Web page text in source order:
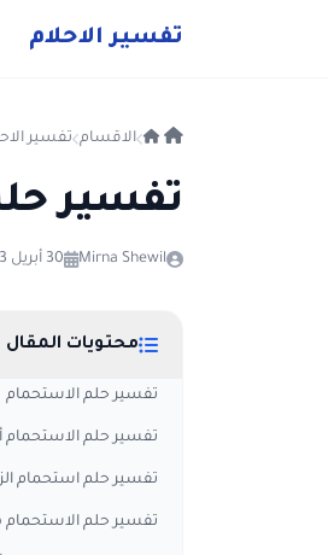
تفسير الاحلام
الاقسام تفسير
تفسير
Mirna Shewil 30 أبريل 2023
محتويات المقال
تفسير حلم الاستحمام
تفسير حلم الاستحمام
تفسير حلم استحمام
تفسير حلم